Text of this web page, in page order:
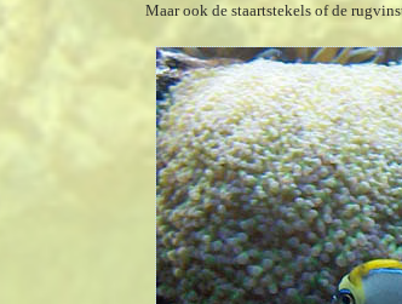
Maar ook de staartstekels of de